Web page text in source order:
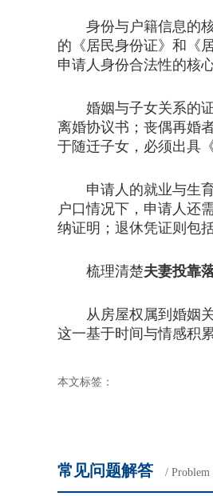
身份与户籍信息的核
的《居民身份证》和《
申请人身份合法性的核
婚姻与子女关系的证
离婚协议书；丧偶再婚
于随迁子女，必须出具
申请人的就业与生育
户口情况下，申请人还
纳证明；退休凭证则包
梳理清楚夫妻投靠
从房屋权属到婚姻关
这一基于时间与情感积
本文标签：
常见问题解答 / Problem